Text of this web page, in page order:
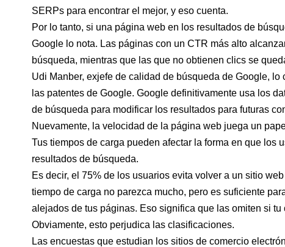
SERPs para encontrar el mejor, y eso cuenta.
Por lo tanto, si una página web en los resultados de
Google lo nota. Las páginas con un CTR más alto
búsqueda, mientras que las que no obtienen clics se
Udi Manber, exjefe de calidad de búsqueda de Google,
las patentes de Google. Google definitivamente usa los
de búsqueda para modificar los resultados para futuras
Nuevamente, la velocidad de la página web juega un
Tus tiempos de carga pueden afectar la forma en que
resultados de búsqueda.
Es decir, el 75% de los usuarios evita volver a un sitio
tiempo de carga no parezca mucho, pero es suficiente
alejados de tus páginas. Eso significa que las omiten si
Obviamente, esto perjudica las clasificaciones.
Las encuestas que estudian los sitios de comercio